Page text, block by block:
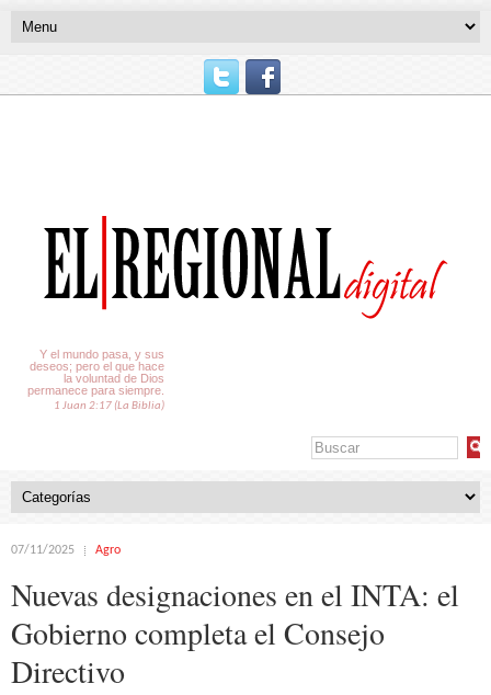
Y el mundo pasa, y sus
deseos; pero el que hace
la voluntad de Dios
permanece para siempre.
1 Juan 2:17 (La Biblia)
07/11/2025 Agro
Nuevas designaciones en el INTA: el
Gobierno completa el Consejo
Directivo